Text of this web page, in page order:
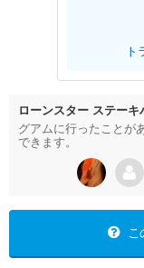
ト
ローンスター ステーキ
グアムに行ったことが
できます。
こ